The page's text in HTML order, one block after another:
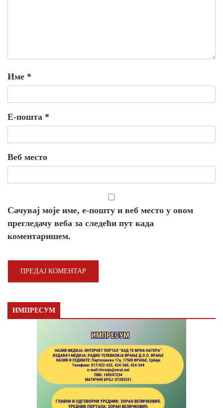
Име *
Е-пошта *
Веб место
Сачувај моје име, е-пошту и веб место у овом
прегледачу веба за следећи пут када
коментаришем.
ИМПРЕСУМ